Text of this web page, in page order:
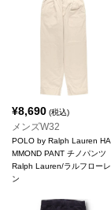
¥8,690 (税込)
メンズW32
POLO by Ralph Lauren HA
MMOND PANT チノパンツ
Ralph Lauren/ラルフローレ
ン